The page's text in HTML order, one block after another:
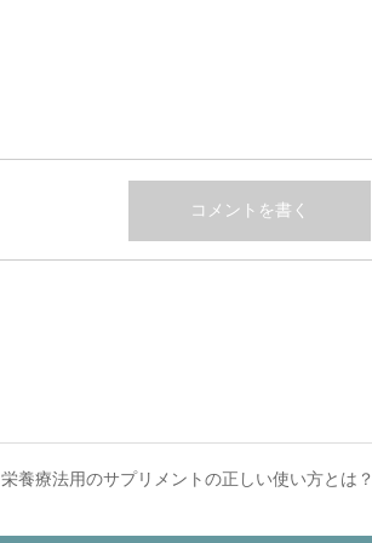
栄養療法用のサプリメントの正しい使い方とは？